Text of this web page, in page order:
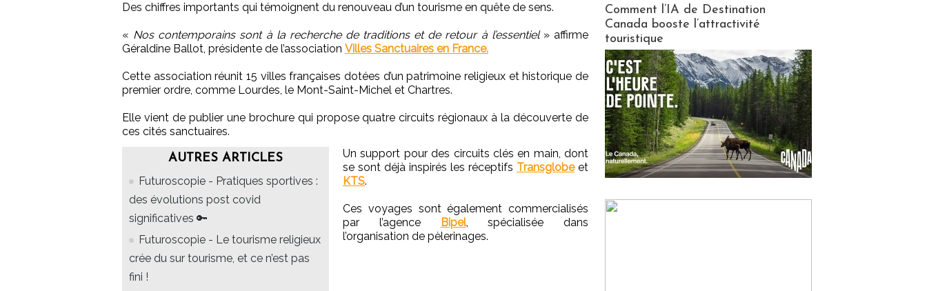
Des chiffres importants qui témoignent du renouveau d’un tourisme en quête de sens.
« Nos contemporains sont à la recherche de traditions et de retour à l’essentiel » affirme
Géraldine Ballot, présidente de l’association Villes Sanctuaires en France.
Cette association réunit 15 villes françaises dotées d’un patrimoine religieux et historique de
premier ordre, comme Lourdes, le Mont-Saint-Michel et Chartres.
Elle vient de publier une brochure qui propose quatre circuits régionaux à la découverte de
ces cités sanctuaires.
AUTRES ARTICLES
Futuroscopie - Pratiques sportives :
des évolutions post covid
significatives 🔑
Futuroscopie - Le tourisme religieux
crée du sur tourisme, et ce n’est pas
fini !
Un support pour des circuits clés en main, dont
se sont déjà inspirés les réceptifs Transglobeet
KTS.
Ces voyages sont également commercialisés
par l’agence
Bipel, spécialisée dans
l’organisation de pèlerinages.
Comment l’IA de Destination
Canada booste l’attractivité
touristique